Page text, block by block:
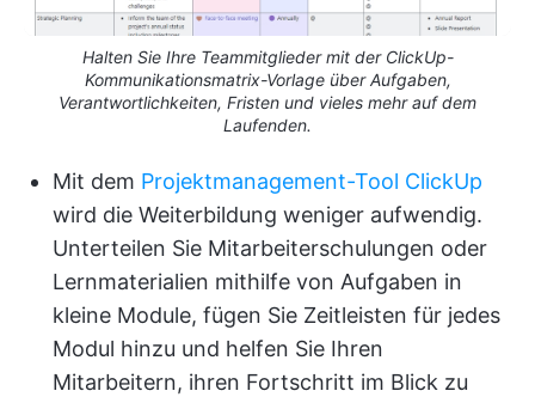
Halten Sie Ihre Teammitglieder mit der ClickUp-
Kommunikationsmatrix-Vorlage über Aufgaben,
Verantwortlichkeiten, Fristen und vieles mehr auf dem
Laufenden.
Mit dem Projektmanagement-Tool ClickUp
wird die Weiterbildung weniger aufwendig.
Unterteilen Sie Mitarbeiterschulungen oder
Lernmaterialien mithilfe von Aufgaben in
kleine Module, fügen Sie Zeitleisten für jedes
Modul hinzu und helfen Sie Ihren
Mitarbeitern, ihren Fortschritt im Blick zu